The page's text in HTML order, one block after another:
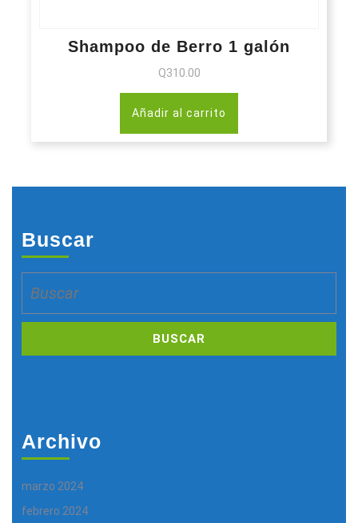
Shampoo de Berro 1 galón
Q310.00
Añadir al carrito
Buscar
Archivo
marzo 2024
febrero 2024